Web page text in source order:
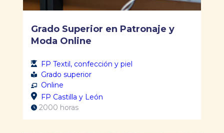
Grado Superior en Patronaje y
Moda Online
FP Textil, confección y piel
Grado superior
Online
FP Castilla y León
2000 horas